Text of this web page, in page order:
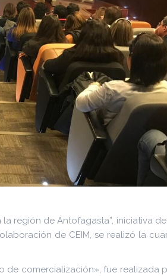
región de Antofagasta”, iniciativa
de CEIM, se realizó la
de comercialización», fue realizada